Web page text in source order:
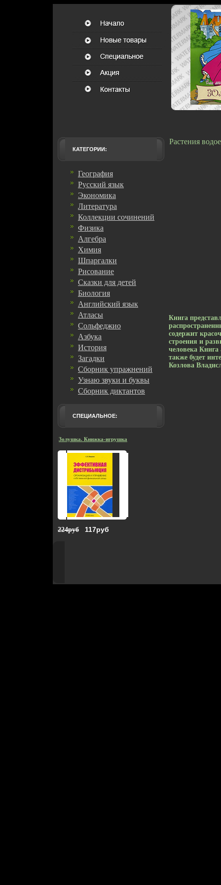
КАТЕГОРИИ:
География
Русский язык
Экономика
Литература
Коллекции сочинений
Физика
Алгебра
Химия
Шпаргалки
Рисование
Сказки для детей
Биология
Английский язык
Атласы
Сольфеджио
Азбука
История
Загадки
Сборник упражнений
Узнаю звуки и буквы
Сборник диктантов
СПЕЦИАЛЬНОЕ:
Золушка. Книжка-игрушка
224руб 117руб
Растения
Книга
содержит
строения и
человека Книга
также будет
Козлова